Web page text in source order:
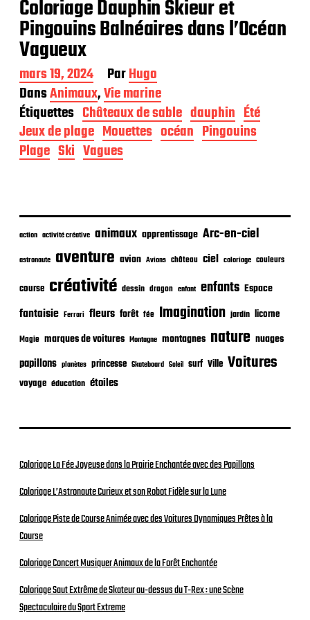
Coloriage Dauphin Skieur et
Pingouins Balnéaires dans l’Océan
Vagueux
D
a
t
e
d
e
p
i
a
t
i
o
n
mars 19, 2024 ParHugo
DansAnimaux,Vie marine
Étiquettes Châteaux de sable dauphin Été
Jeux de plage Mouettes océan Pingouins
Plage Ski Vagues
action activité créative animaux apprentissage Arc-en-ciel
astronaute aventure avion Avions château ciel coloriage couleurs
course créativité dessin dragon enfant enfants Espace
fantaisie Ferrari fleurs forêt fée Imagination jardin licorne
Magie marques de voitures Montagne montagnes nature nuages
papillons planètes princesse Skateboard Soleil surf Ville Voitures
voyage éducation étoiles
Coloriage La Fée Joyeuse dans la Prairie Enchantée avec des Papillons
Coloriage L’Astronaute Curieux et son Robot Fidèle sur la Lune
Coloriage Piste de Course Animée avec des Voitures Dynamiques Prêtes à la
Course
Coloriage Concert Musiquer Animaux de la Forêt Enchantée
Coloriage Saut Extrême de Skateur au-dessus du T-Rex : une Scène
Spectaculaire du Sport Extreme